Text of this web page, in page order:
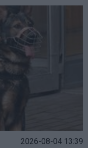
2026-08-04 13:39